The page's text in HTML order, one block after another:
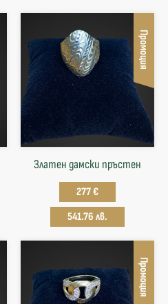
Промоция
Златен дамски пръстен
277 €
541.76 лв.
Промоция